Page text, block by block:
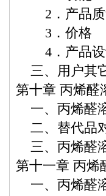
2．产品质
3．价格
4．产品设
三、用户其
第十章 丙烯醛
一、丙烯醛
二、替代品
三、丙烯醛
第十一章 丙烯
一、丙烯醛